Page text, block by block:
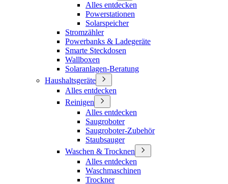
Alles entdecken
Powerstationen
Solarspeicher
Stromzähler
Powerbanks & Ladegeräte
Smarte Steckdosen
Wallboxen
Solaranlagen-Beratung
Haushaltsgeräte
Alles entdecken
Reinigen
Alles entdecken
Saugroboter
Saugroboter-Zubehör
Staubsauger
Waschen & Trocknen
Alles entdecken
Waschmaschinen
Trockner